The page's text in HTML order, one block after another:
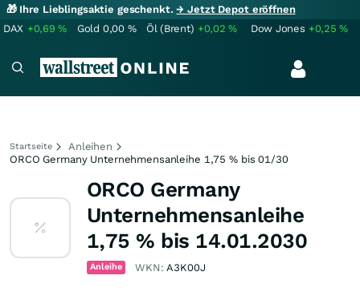
🎁 Ihre Lieblingsaktie geschenkt.→ Jetzt Depot eröffnen
DAX +0,69% Gold 0,00 % Öl (Brent) +0,02% Dow Jones +0,25%
Startseite
Anleihen
ORCO Germany Unternehmensanleihe 1,75 % bis 01/30
ORCO Germany
Unternehmensanleihe
1,75 % bis 14.01.2030
Anleihe WKN:A3K00J